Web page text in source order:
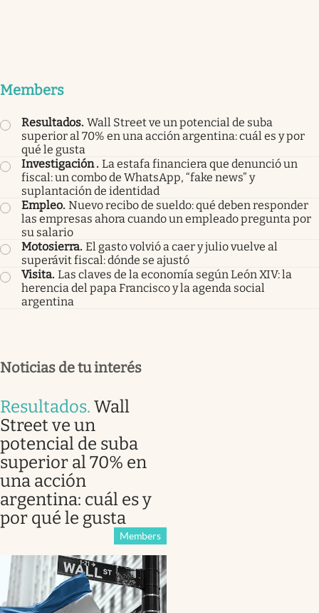
Members
Resultados. Wall Street ve un potencial de suba
superior al 70% en una acción argentina: cuál es y por
qué le gusta
Investigación. La estafa financiera que denunció un
fiscal: un combo de WhatsApp, “fake news” y
suplantación de identidad
Empleo. Nuevo recibo de sueldo: qué deben responder
las empresas ahora cuando un empleado pregunta por
su salario
Motosierra. El gasto volvió a caer y julio vuelve al
superávit fiscal: dónde se ajustó
Visita. Las claves de la economía según León XIV: la
herencia del papa Francisco y la agenda social
argentina
Noticias de tu interés
Resultados. Wall
Street ve un
potencial de suba
superior al 70% en
una acción
argentina: cuál es y
por qué le gusta
Members